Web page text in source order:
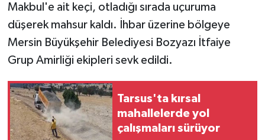
Makbul'e ait keçi, otladığı sırada uçuruma
düşerek mahsur kaldı. İhbar üzerine bölgeye
Mersin Büyükşehir Belediyesi Bozyazı İtfaiye
Grup Amirliği ekipleri sevk edildi.
Tarsus'ta kırsal
mahallelerde yol
çalışmaları sürüyor